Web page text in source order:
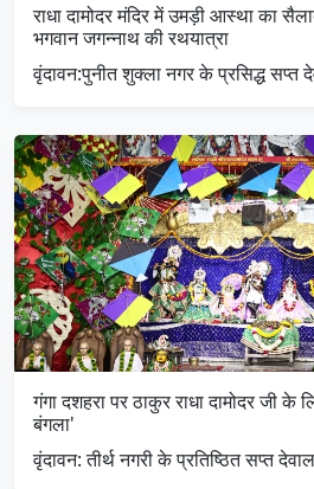
राधा दामोदर मंदिर में उमड़ी आस्था का
भगवान जगन्नाथ की रथयात्रा
​वृंदावन:पुनीत शुक्ला नगर के प्रसिद्ध सप्त
गंगा दशहरा पर ठाकुर राधा दामोदर जी के
बंगला'
​वृंदावन: तीर्थ नगरी के प्रतिष्ठित सप्त